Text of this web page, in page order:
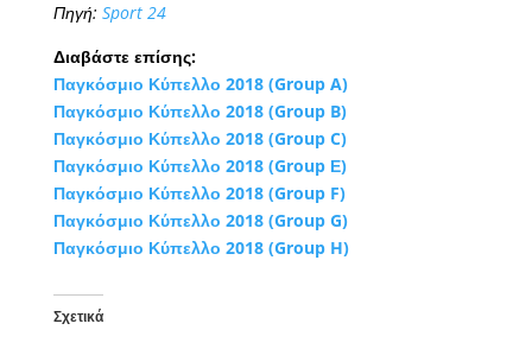
Πηγή: Sport 24
Διαβάστε επίσης:
Παγκόσμιο Κύπελλο 2018 (Group A)
Παγκόσμιο Κύπελλο 2018 (Group B)
Παγκόσμιο Κύπελλο 2018 (Group C)
Παγκόσμιο Κύπελλο 2018 (Group Ε)
Παγκόσμιο Κύπελλο 2018 (Group F)
Παγκόσμιο Κύπελλο 2018 (Group G)
Παγκόσμιο Κύπελλο 2018 (Group H)
Σχετικά